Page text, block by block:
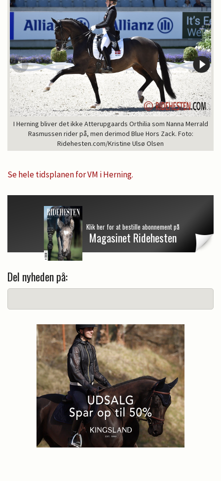
I Herning bliver det ikke Atterupgaards Orthilia som Nanna Merrald
Rasmussen rider på, men derimod Blue Hors Zack. Foto:
Ridehesten.com/Kristine Ulsø Olsen
Se hele tidsplanen for VM i Herning.
Klik her for at bestille abonnement på
Magasinet Ridehesten
Del nyheden på: